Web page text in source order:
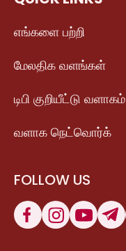
எங்களை பற்றி
மேலதிக வளங்கள்
டிபி குறியீட்டு வளாகம்
வளாக நெட்வொர்க்
FOLLOW US